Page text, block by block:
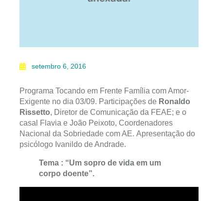
setembro 6, 2016
Programa Tocando em Frente Família com Amor-
Exigente no dia 03/09. Participações de Ronaldo
Rissetto, Diretor de Comunicação da FEAE; e o
casal Flavia e João Peixoto, Coordenadores
Nacional da Sobriedade com AE. Apresentação do
psicólogo Ivanildo de Andrade.
Tema : “Um sopro de vida em um
corpo doente”.